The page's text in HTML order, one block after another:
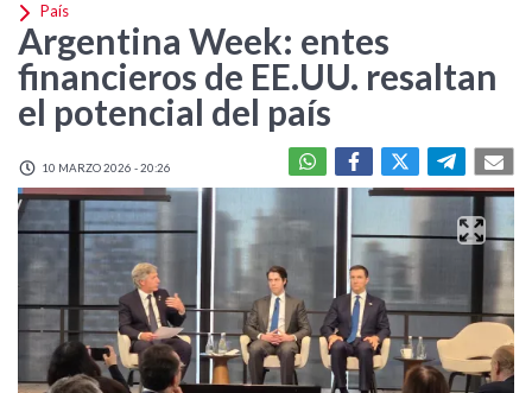
País
Argentina Week: entes
financieros de EE.UU. resaltan
el potencial del país
10 MARZO 2026 - 20:26